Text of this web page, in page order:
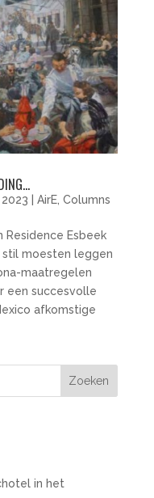
AirE, Columns
Esbeek
stil moesten leggen
maatregelen
een succesvolle
afkomstige
Zoeken
in het